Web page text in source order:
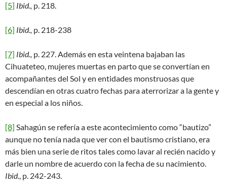
[5] Ibid., p. 218.
[6] Ibid., p. 218-238
[7] Ibid., p. 227. Además en esta veintena bajaban las
Cihuateteo, mujeres muertas en parto que se convertían en
acompañantes del Sol y en entidades monstruosas que
descendían en otras cuatro fechas para aterrorizar a la gente y
en especial a los niños.
[8] Sahagún se refería a este acontecimiento como “bautizo”
aunque no tenía nada que ver con el bautismo cristiano, era
más bien una serie de ritos tales como lavar al recién nacido y
darle un nombre de acuerdo con la fecha de su nacimiento.
Ibid., p. 242-243.